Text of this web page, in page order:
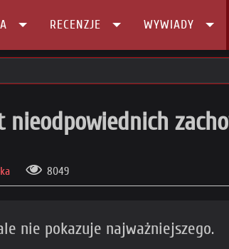
RECENZJE WYWIADY
8049
nie pokazuje najważniejszego.